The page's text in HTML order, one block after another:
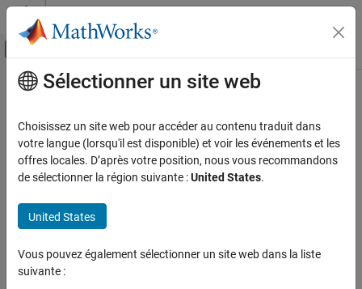
Passer au contenu
Activer/désactiver l'affichage du menu
Accueil de la documentation
Cloud Integrations
Cloud Center
Getting Started with Cloud Center
Run MATLAB Parallel Server in AWS Using
Cloud Center
Contenu principal
Getting Started with Cloud Center
Topics to help you begin working with Cloud Center
Check requirements for using Cloud Center, access your Cloud
Center account, and set up Amazon®Web Services (AWS
Sélectionner un site web
Choisissez un site web pour accéder au contenu traduit dans
votre langue (lorsqu'il est disponible) et voir les événements et les
offres locales. D’après votre position, nous vous recommandons
de sélectionner la région suivante :United States.
United States
Vous pouvez également sélectionner un site web dans la liste
suivante :